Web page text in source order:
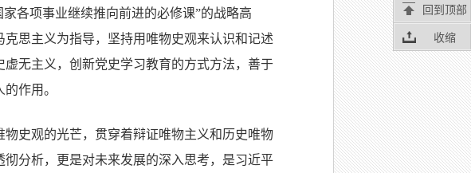
各项事业继续推向前进的必修课”的战略高
思主义为指导，坚持用唯物史观来认识和记述
无主义，创新党史学习教育的方式方法，善于
作用。
史观的光芒，贯穿着辩证唯物主义和历史唯物
分析，更是对未来发展的深入思考，是习近平
回到顶部
收缩